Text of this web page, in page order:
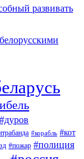
развивать
#дуров
#корабль #кот
#пожар #полиция